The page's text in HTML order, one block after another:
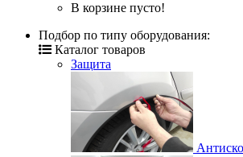
В корзине пусто!
Подбор по типу оборудования:
Каталог товаров
Защита